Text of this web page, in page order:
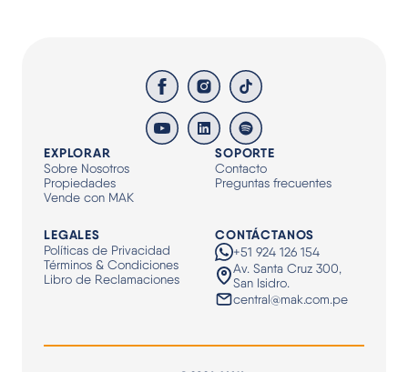
EXPLORAR
Sobre Nosotros
Propiedades
Vende con MAK
SOPORTE
Contacto
Preguntas frecuentes
LEGALES
Políticas de Privacidad
Términos & Condiciones
Libro de Reclamaciones
CONTÁCTANOS
+51 924 126 154
Av. Santa Cruz 300,
San Isidro.
central@mak.com.pe